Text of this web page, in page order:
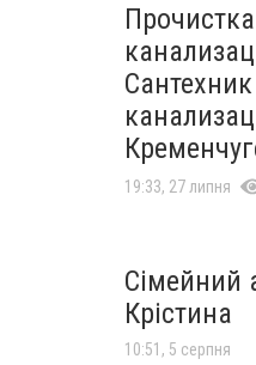
19:33, 27 липня
Сімейний
Крістина
10:51, 5 серпня